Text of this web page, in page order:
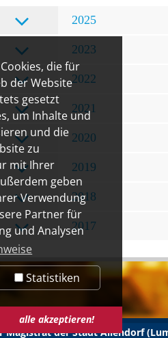
die für
der Website
gesetzt
um Inhalte und
und die
zu
mit Ihrer
geben
Verwendung
Partner für
und Analysen
Statistiken
alle akzeptieren!
2025
2023
2022
2021
2020
2019
2018
2017
Magistrat der Stadt Allendorf